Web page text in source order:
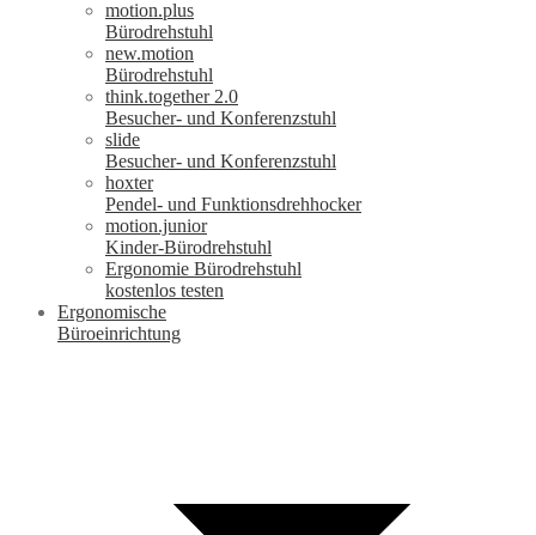
motion.plus
Bürodrehstuhl
new.motion
Bürodrehstuhl
think.together 2.0
Besucher- und Konferenzstuhl
slide
Besucher- und Konferenzstuhl
hoxter
Pendel- und Funktionsdrehhocker
motion.junior
Kinder-Bürodrehstuhl
Ergonomie Bürodrehstuhl
kostenlos testen
Ergonomische
Büroeinrichtung